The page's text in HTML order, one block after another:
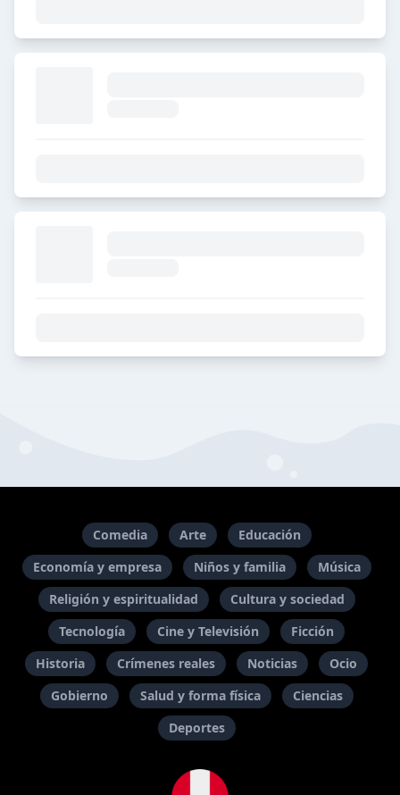
Comedia Arte
Educación
Economía y empresa
Niños y familia
Música
Religión y espiritualidad
Cultura y sociedad
Tecnología
Cine y Televisión
Ficción
Historia
Crímenes reales Noticias
Ocio
Gobierno
Salud y forma física
Ciencias
Deportes